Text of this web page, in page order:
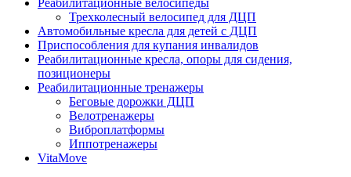
Реабилитационные велосипеды
Трехколесный велосипед для ДЦП
Автомобильные кресла для детей с ДЦП
Приспособления для купания инвалидов
Реабилитационные кресла, опоры для сидения,
позиционеры
Реабилитационные тренажеры
Беговые дорожки ДЦП
Велотренажеры
Виброплатформы
Иппотренажеры
VitaMove